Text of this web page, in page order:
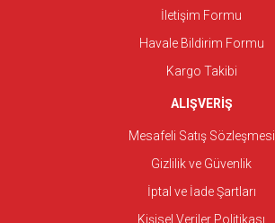
İletişim Formu
Havale Bildirim Formu
Kargo Takibi
ALIŞVERİŞ
Mesafeli Satış Sözleşmesi
Gizlilik ve Güvenlik
İptal ve İade Şartları
Kişisel Veriler Politikası